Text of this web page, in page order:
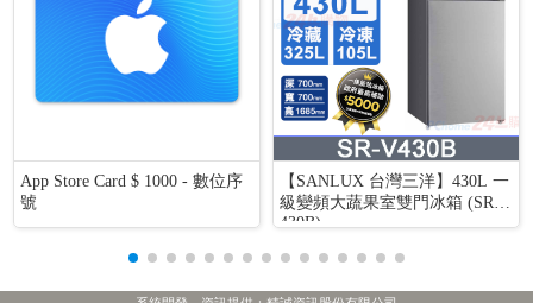
App Store Card $ 1000 - 數位序
號
【SANLUX 台灣三洋】430L 一
級變頻大蔬果室雙門冰箱 (SR-V
430B)